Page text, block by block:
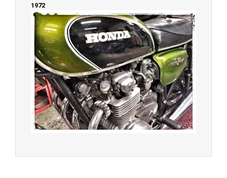
1972
© 2023 -Chambourcy Motos 78 - 7bis chemin de la
Forêt - 78240 - Chambourcy -
Garage Motos et Scooters depuis 20 ans à votre
service entre Saint Germain en Laye et Poissy
Achat de motos et scooters - Dépôt vente - Réparation
- Concessionnaire Voge - Concessionnaire
Multimarques
agence conseil en communication digitale